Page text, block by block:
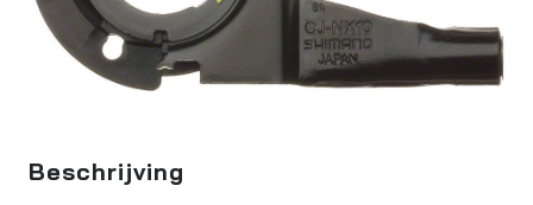
Beschrijving